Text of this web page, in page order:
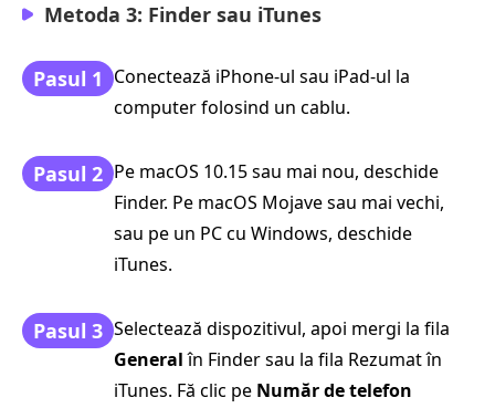
Metoda 3: Finder sau iTunes
Pasul 1 Conectează iPhone-ul sau iPad-ul la
computer folosind un cablu.
Pasul 2 Pe macOS 10.15 sau mai nou, deschide
Finder. Pe macOS Mojave sau mai vechi,
sau pe un PC cu Windows, deschide
iTunes.
Pasul 3 Selectează dispozitivul, apoi mergi la fila
Generalîn Finder sau la fila Rezumat în
iTunes. Fă clic pe Număr de telefon